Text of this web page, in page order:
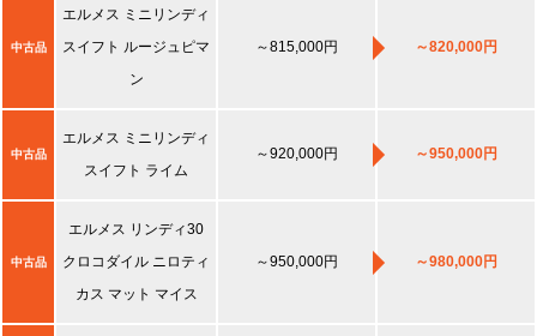
中古品
エルメス ミニリンディ
スイフト ルージュピマ
ン
～815,000円 ～820,000円
中古品
エルメス ミニリンディ
スイフト ライム
～920,000円 ～950,000円
中古品
エルメス リンディ30
クロコダイル ニロティ
カス マット マイス
～950,000円 ～980,000円